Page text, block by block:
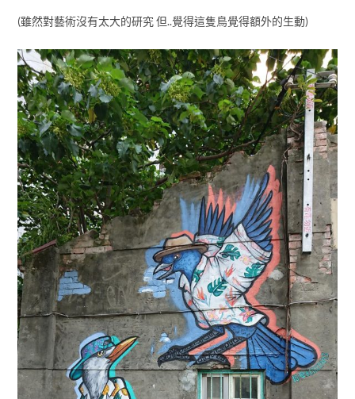
(雖然對藝術沒有太大的研究 但..覺得這隻鳥覺得額外的生動)